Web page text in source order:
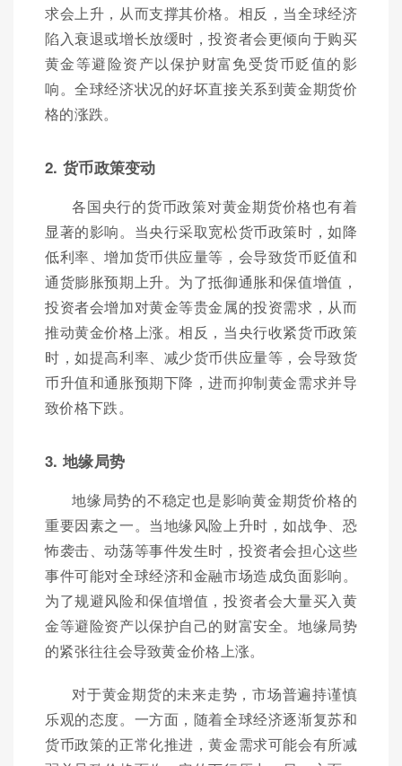
求会上升，从而支撑其价格。相反，当全球经济
陷入衰退或增长放缓时，投资者会更倾向于购买
黄金等避险资产以保护财富免受货币贬值的影
响。全球经济状况的好坏直接关系到黄金期货价
格的涨跌。
2. 货币政策变动
各国央行的货币政策对黄金期货价格也有着
显著的影响。当央行采取宽松货币政策时，如降
低利率、增加货币供应量等，会导致货币贬值和
通货膨胀预期上升。为了抵御通胀和保值增值，
投资者会增加对黄金等贵金属的投资需求，从而
推动黄金价格上涨。相反，当央行收紧货币政策
时，如提高利率、减少货币供应量等，会导致货
币升值和通胀预期下降，进而抑制黄金需求并导
致价格下跌。
3. 地缘局势
地缘局势的不稳定也是影响黄金期货价格的
重要因素之一。当地缘风险上升时，如战争、恐
怖袭击、动荡等事件发生时，投资者会担心这些
事件可能对全球经济和金融市场造成负面影响。
为了规避风险和保值增值，投资者会大量买入黄
金等避险资产以保护自己的财富安全。地缘局势
的紧张往往会导致黄金价格上涨。
对于黄金期货的未来走势，市场普遍持谨慎
乐观的态度。一方面，随着全球经济逐渐复苏和
货币政策的正常化推进，黄金需求可能会有所减